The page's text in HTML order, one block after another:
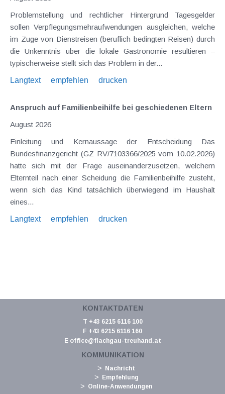
Problemstellung und rechtlicher Hintergrund Tagesgelder
sollen Verpflegungsmehraufwendungen ausgleichen, welche
im Zuge von Dienstreisen (beruflich bedingten Reisen) durch
die Unkenntnis über die lokale Gastronomie resultieren –
typischerweise stellt sich das Problem in der...
Langtext
empfehlen drucken
Anspruch auf Familienbeihilfe bei geschiedenen Eltern
August 2026
Einleitung und Kernaussage der Entscheidung Das
Bundesfinanzgericht (GZ RV/7103366/2025 vom 10.02.2026)
hatte sich mit der Frage auseinanderzusetzen, welchem
Elternteil nach einer Scheidung die Familienbeihilfe zusteht,
wenn sich das Kind tatsächlich überwiegend im Haushalt
eines...
Langtext
empfehlen drucken
KONTAKTDATEN
T +43 6215 6116 100
F +43 6215 6116 160
E office@flachgau-treuhand.at
KOMMUNIKATION
Nachricht
Empfehlung
Online-Anwendungen